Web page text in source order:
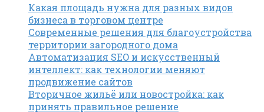
Какая площадь нужна для разных видов
бизнеса в торговом центре
Современные решения для благоустройства
территории загородного дома
Автоматизация SEO и искусственный
интеллект: как технологии меняют
продвижение сайтов
Вторичное жильё или новостройка: как
принять правильное решение